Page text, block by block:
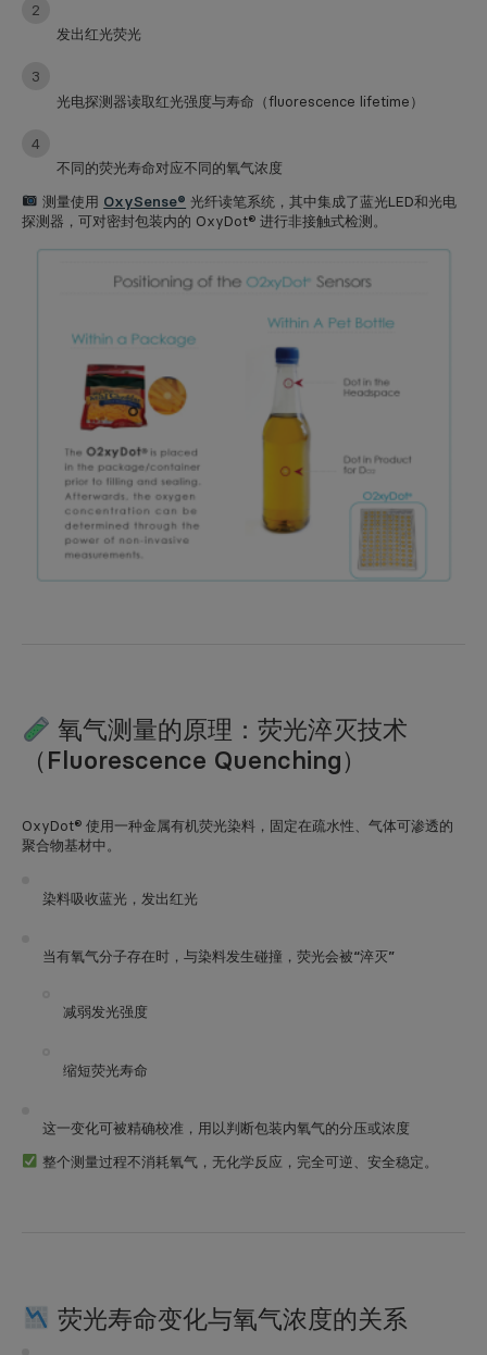
发出红光荧光
光电探测器读取红光强度与寿命（fluorescence lifetime）
不同的荧光寿命对应不同的氧气浓度
测量使用 OxySense® 光纤读笔系统 ，其中集成了蓝光LED和光电
探测器，可对密封包装内的 OxyDot® 进行非接触式检测。
氧气测量的原理：荧光淬灭技术
（Fluorescence Quenching）
OxyDot® 使用一种金属有机荧光染料 ，固定在疏水性、气体可渗透的
聚合物基材中。
染料吸收蓝光，发出红光
当有氧气分子存在时，与染料发生碰撞， 荧光会被“淬灭”
减弱发光强度
缩短荧光寿命
这一变化可被精确校准 ，用以判断包装内氧气的分压或浓度
整个测量过程不消耗氧气 ，无化学反应， 完全可逆、安全稳定。
荧光寿命变化与氧气浓度的关系